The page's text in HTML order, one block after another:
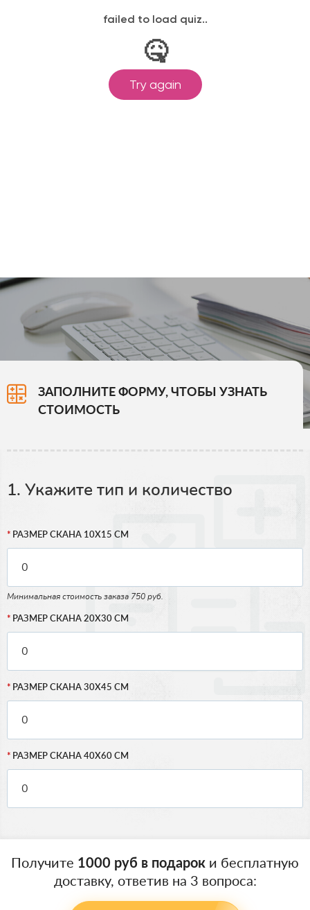
ЗАПОЛНИТЕ ФОРМУ, ЧТОБЫ УЗНАТЬ
СТОИМОСТЬ
1. Укажите тип и количество
РАЗМЕР СКАНА 10Х15 СМ
Минимальная стоимость заказа 750 руб.
РАЗМЕР СКАНА 20Х30 СМ
РАЗМЕР СКАНА 30Х45 СМ
РАЗМЕР СКАНА 40Х60 СМ
Получите 1000 руб в подарок и бесплатную
доставку, ответив на 3 вопроса: